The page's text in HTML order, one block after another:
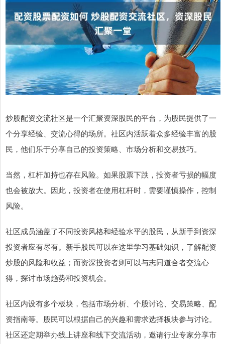
炒股配资交流社区是一个汇聚资深股民的平台，为股民提供了一
个分享经验、交流心得的场所。社区内活跃着众多经验丰富的股
民，他们乐于分享自己的投资策略、市场分析和交易技巧。
当然，杠杆加持也存在风险。如果股票下跌，投资者亏损的幅度
也会被放大。因此，投资者在使用杠杆时，需要谨慎操作，控制
风险。
社区成员涵盖了不同投资风格和经验水平的股民，从新手到资深
投资者应有尽有。新手股民可以在这里学习基础知识，了解配资
炒股的风险和收益；而资深投资者则可以与志同道合者交流心
得，探讨市场趋势和投资机会。
社区内设有多个板块，包括市场分析、个股讨论、交易策略、配
资指南等。股民可以根据自己的兴趣和需求选择板块参与讨论。
社区还定期举办线上讲座和线下交流活动，邀请行业专家分享市